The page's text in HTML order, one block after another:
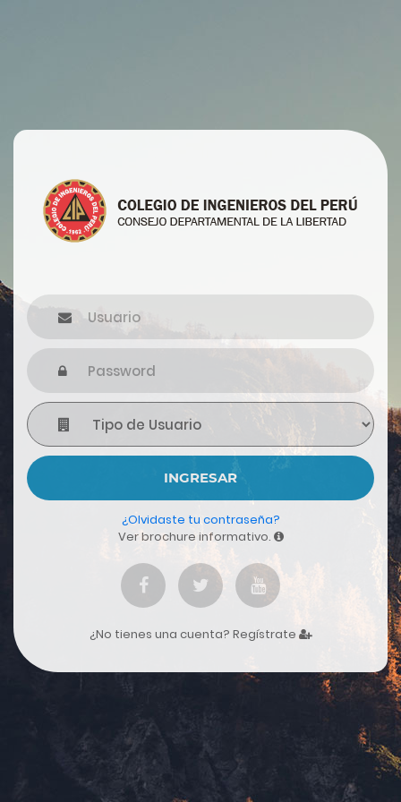
INGRESAR
¿Olvidaste tu contraseña?
Ver brochure informativo.
¿No tienes una cuenta? Regístrate